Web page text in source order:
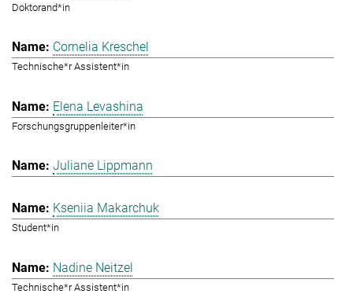
Doktorand*in
Cornelia Kreschel
Technische*r Assistent*in
Elena Levashina
Forschungsgruppenleiter*in
Juliane Lippmann
Kseniia Makarchuk
Student*in
Nadine Neitzel
Technische*r Assistent*in